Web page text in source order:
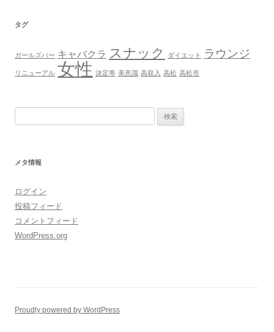
タグ
ガールズバー キャバクラ スナック ダイエット ラウンジ
リニューアル 女性 決定率 美意識 高収入 高松 高松市
メタ情報
ログイン
投稿フィード
コメントフィード
WordPress.org
Proudly powered by WordPress